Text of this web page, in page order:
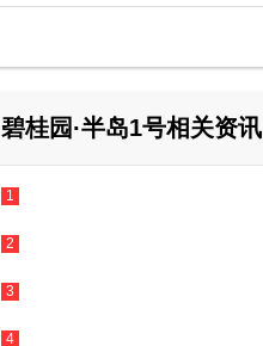
碧桂园·半岛1号相关资讯
1
2
3
4